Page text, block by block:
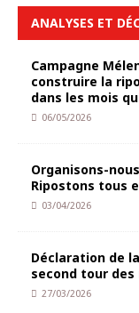
ANALYSES ET
Campagne
construire la
dans les mois
06/05/2026
Organisons-
Ripostons tous
03/04/2026
Déclaration de
second tour des
27/03/2026